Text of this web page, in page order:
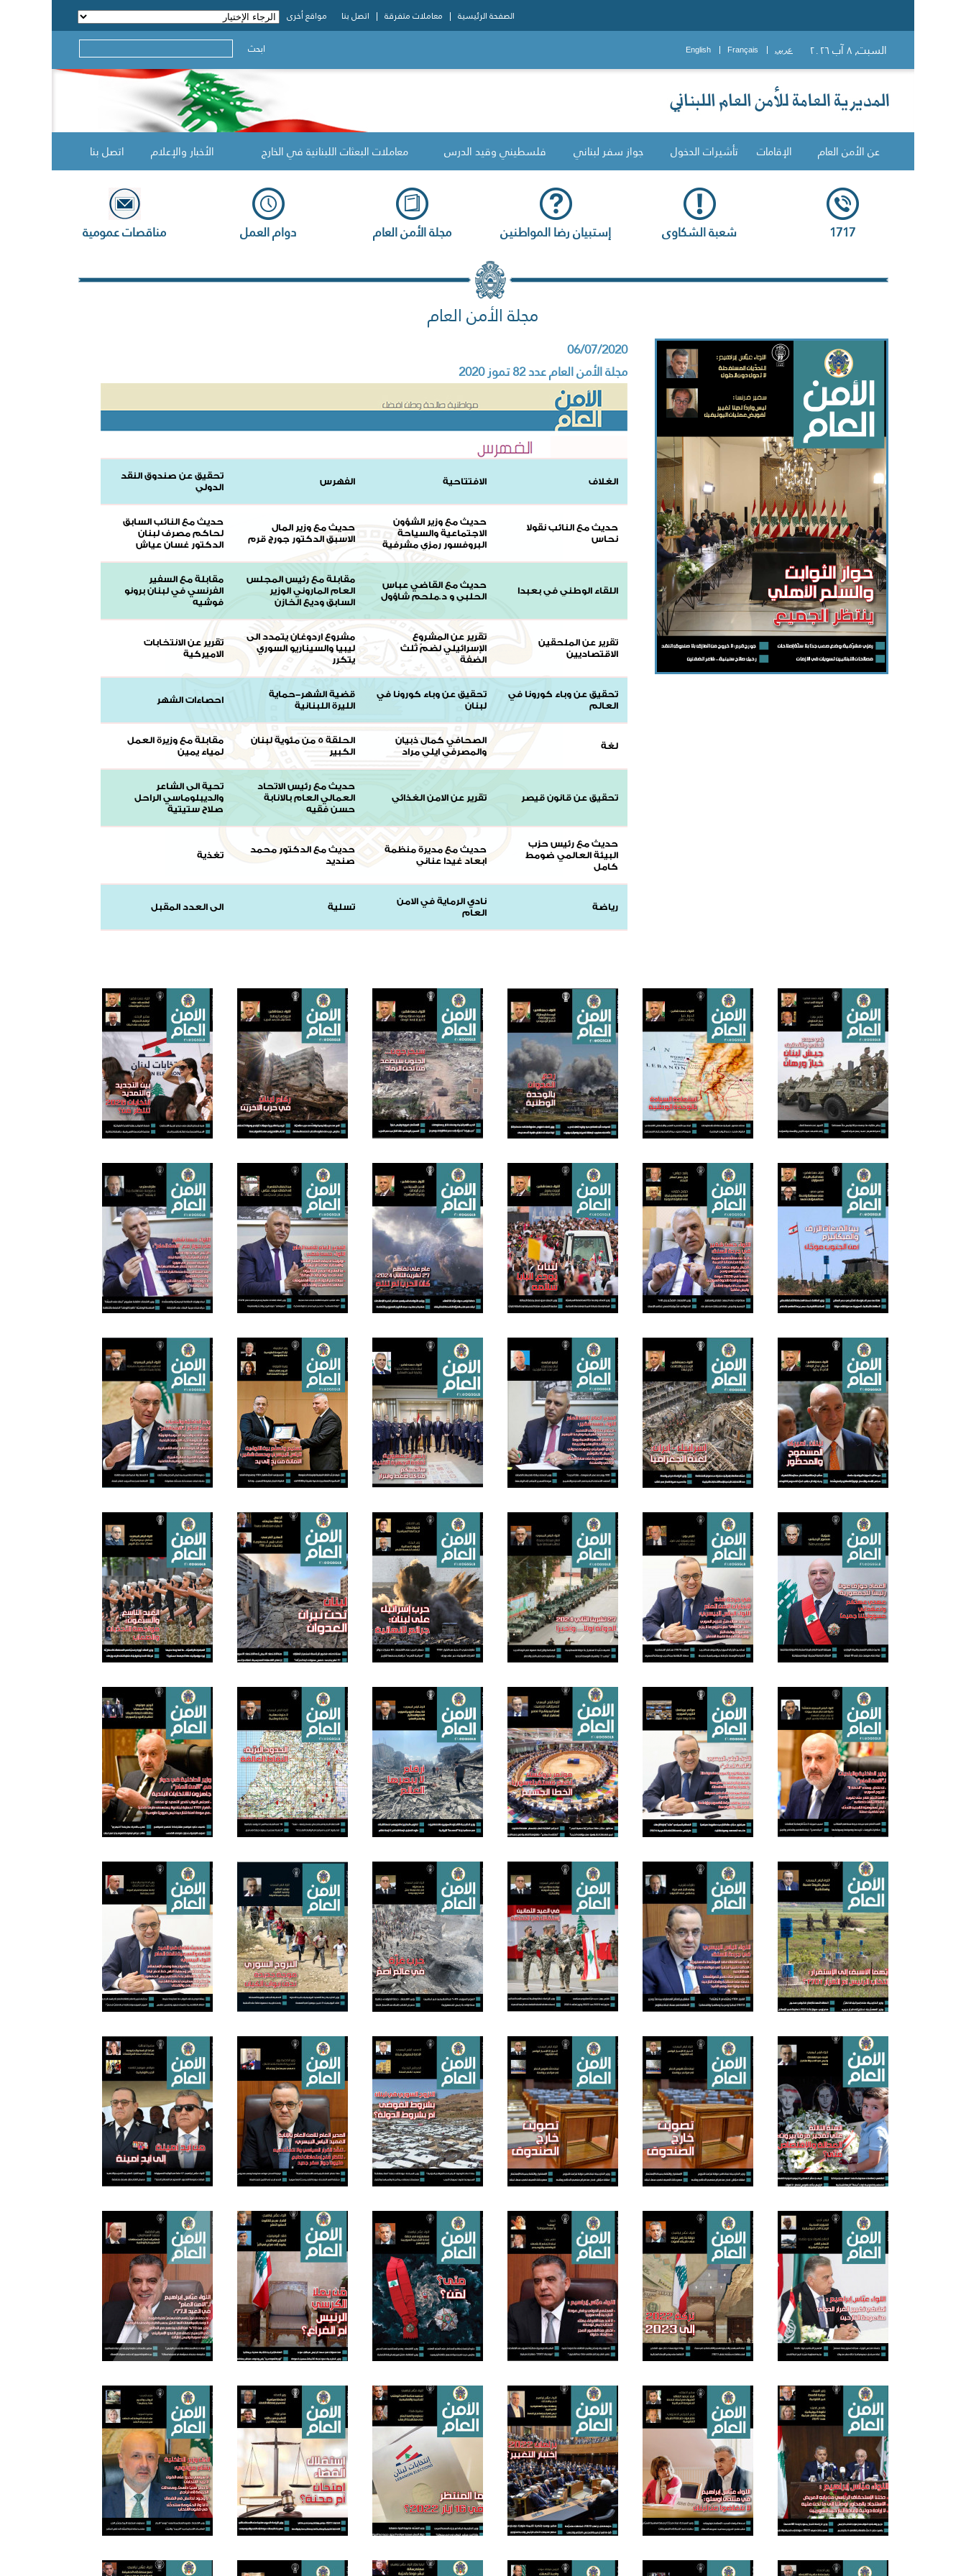
الصفحة الرئيسية معاملات متفرقة اتصل بنا مواقع أخرى
السبت, ٨ آب ٢٠٢٦ عربي Français
English ابحث
عن الأمن العام الإقامات تأشيرات الدخول جواز سفر لبناني فلسطيني وقيد الدرس معاملات البعثات اللبنانية في الخارج الأخبار والإعلام اتصل بنا
1717 شعبة الشكاوى إستبيان رضا المواطنين مجلة الأمن العام دوام العمل مناقصات عمومية
مجلة الأمن العام
06/07/2020
مجلة الأمن العام عدد 82 تموز 2020
الغلاف الافتتاحية الفهرس
تحقيق عن صندوق النقد
الدولي
حديث مع النائب نقولا
نحاس
حديث مع وزير الشؤون
الاجتماعية والسياحة
البروفسور رمزي مشرفية
حديث مع وزير المال
الاسبق الدكتور جورج قرم
حديث مع النائب السابق
لحاكم مصرف لبنان
الدكتور غسان عياش
اللقاء الوطني في بعبدا
حديث مع القاضي عباس
الحلبي و د.ملحم شاؤول
مقابلة مع رئيس المجلس
العام الماروني الوزير
السابق وديع الخازن
مقابلة مع السفير
الفرنسي في لبنان برونو
فوشيه
تقرير عن الملحقين
الاقتصاديين
تقرير عن المشروع
الإسرائيلي لضمّ ثلث
الضفة
مشروع اردوغان يتمدد الى
ليبيا والسيناريو السوري
يتكرر
تقرير عن الانتخابات
الاميركية
تحقيق عن وباء كورونا في
العالم
تحقيق عن وباء كورونا في
لبنان
قضية الشهر-حماية
الليرة اللبنانية
احصاءات الشهر
لغة
الصحافي كمال ذبيان
والمصرفي ايلي مراد
الحلقة 5 من مئوية لبنان
الكبير
مقابلة مع وزيرة العمل
لمياء يمين
تحقيق عن قانون قيصر تقرير عن الامن الغذائي
حديث مع رئيس الاتحاد
العمالي العام بالانابة
حسن فقيه
تحية الى الشاعر
والديبلوماسي الراحل
صلاح ستيتية
حديث مع رئيس حزب
البيئة العالمي ضومط
كامل
حديث مع مديرة منظمة
ابعاد غيدا عناني
حديث مع الدكتور محمد
صنديد
تغذية
رياضة
نادي الرماية في الامن
العام
تسلية الى العدد المقبل